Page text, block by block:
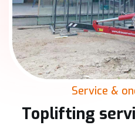
Service &
Toplifting